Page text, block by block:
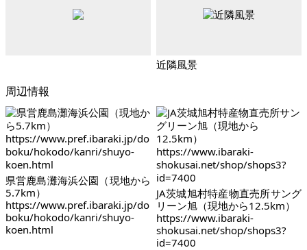
近隣風景
周辺情報
県営鹿島灘海浜公園（現地から
5.7km）
https://www.pref.ibaraki.jp/do
boku/hokodo/kanri/shuyo-
koen.html
JA茨城旭村特産物直売所サング
リーン旭（現地から12.5km）
https://www.ibaraki-
shokusai.net/shop/shops3?
id=7400